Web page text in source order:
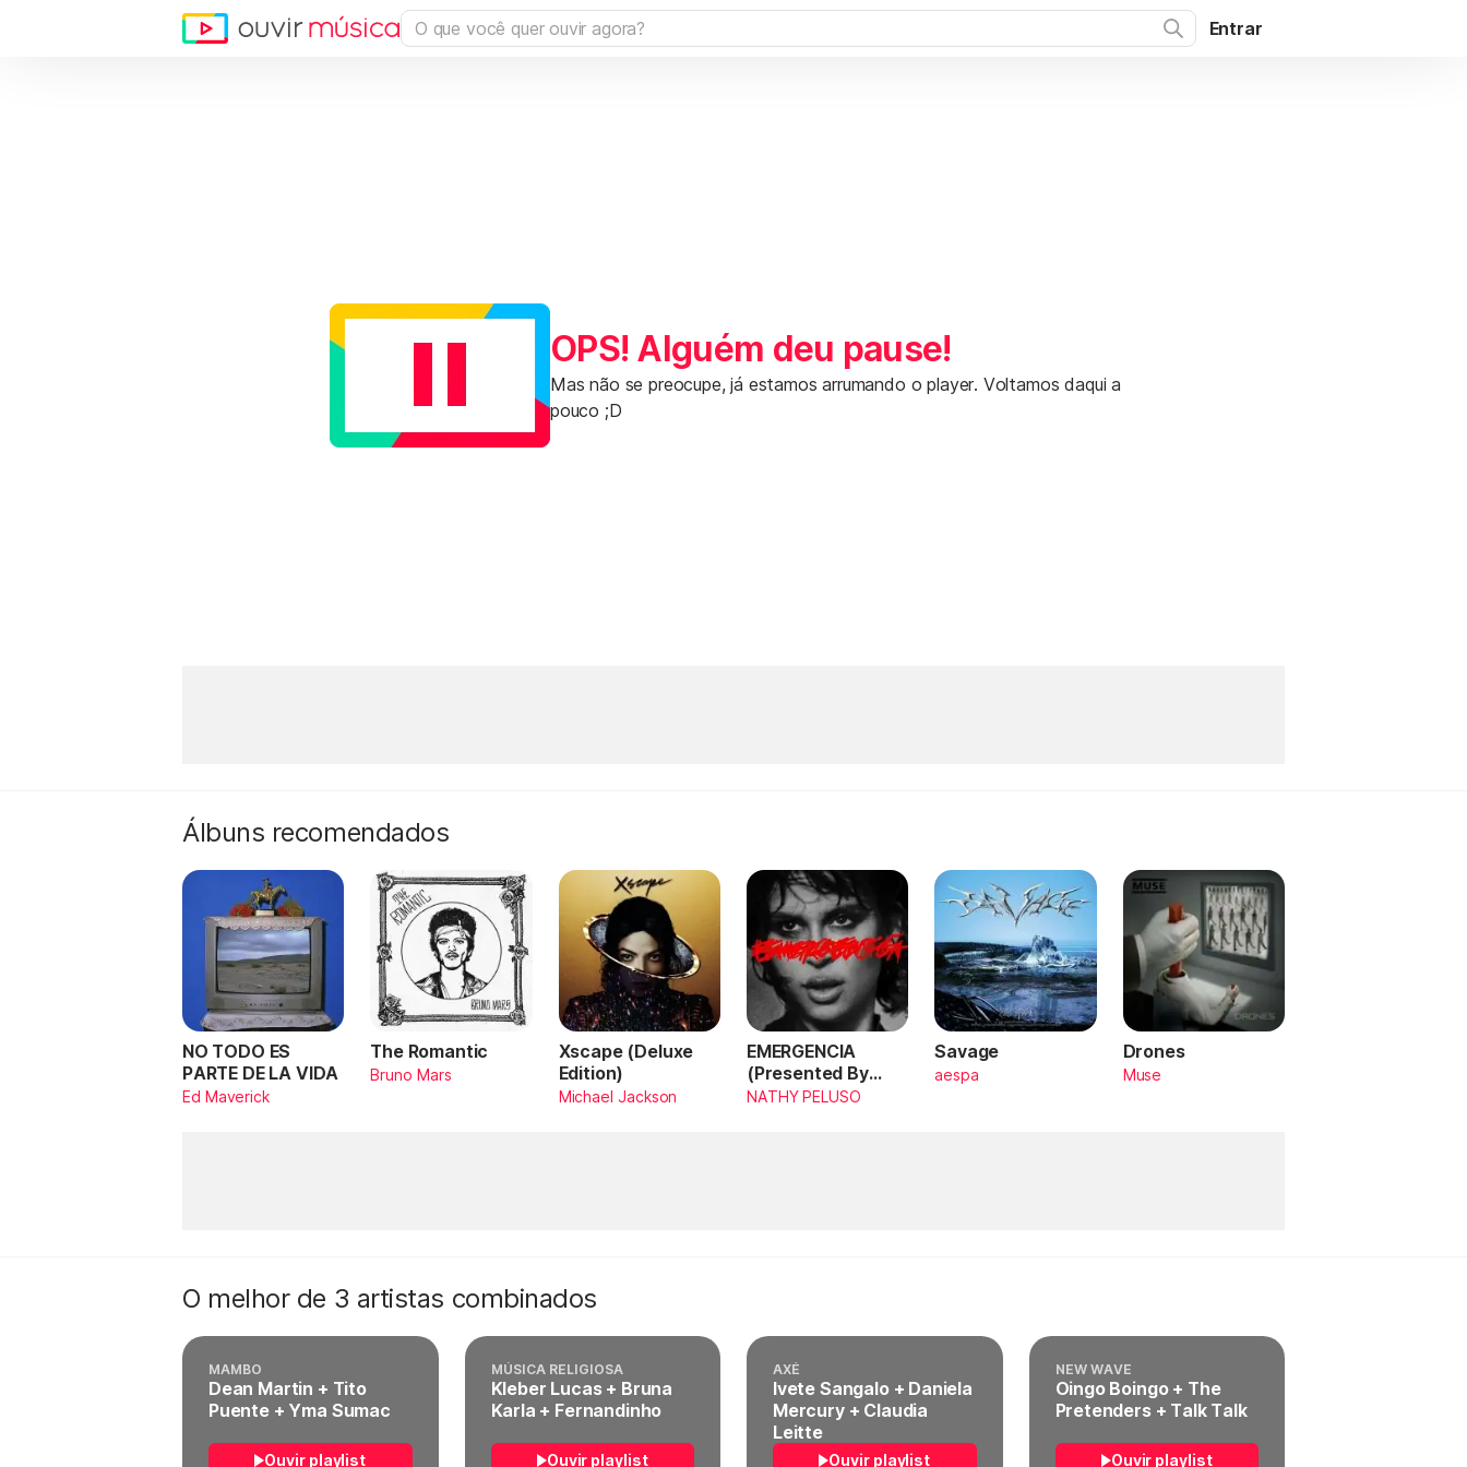
Entrar
OPS! Alguém deu pause!
Mas não se preocupe, já estamos arrumando o player. Voltamos daqui a
pouco ;D
Álbuns recomendados
NO TODO ES
PARTE DE LA VIDA
Ed Maverick
The Romantic
Bruno Mars
Xscape (Deluxe
Edition)
Michael Jackson
EMERGENCIA
(Presented By
PlayStation,
NATHY PELUSO
Savage
aespa
Drones
Muse
O melhor de 3 artistas combinados
MAMBO
Dean Martin + Tito
Puente + Yma Sumac
Ouvir playlist
MÚSICA RELIGIOSA
Kleber Lucas + Bruna
Karla + Fernandinho
Ouvir playlist
AXÉ
Ivete Sangalo + Daniela
Mercury + Claudia
Leitte
Ouvir playlist
NEW WAVE
Oingo Boingo + The
Pretenders + Talk Talk
Ouvir playlist